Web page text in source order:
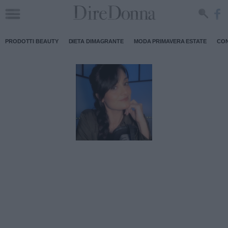
PRODOTTI BEAUTY DIETA DIMAGRANTE MODA PRIMAVERA ESTATE